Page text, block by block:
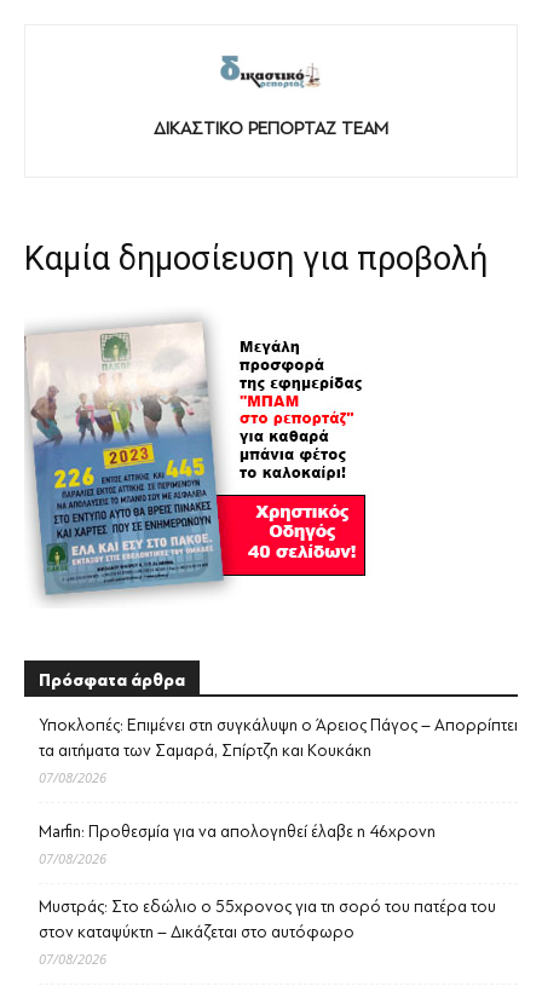
ΔΙΚΑΣΤΙΚΟ ΡΕΠΟΡΤΑΖ TEAM
Καμία δημοσίευση για προβολή
Πρόσφατα άρθρα
Υποκλοπές: Επιμένει στη συγκάλυψη ο Άρειος Πάγος – Απορρίπτει
τα αιτήματα των Σαμαρά, Σπίρτζη και Κουκάκη
07/08/2026
Marfin: Προθεσμία για να απολογηθεί έλαβε η 46χρονη
07/08/2026
Μυστράς: Στο εδώλιο ο 55χρονος για τη σορό του πατέρα του
στον καταψύκτη – Δικάζεται στο αυτόφωρο
07/08/2026